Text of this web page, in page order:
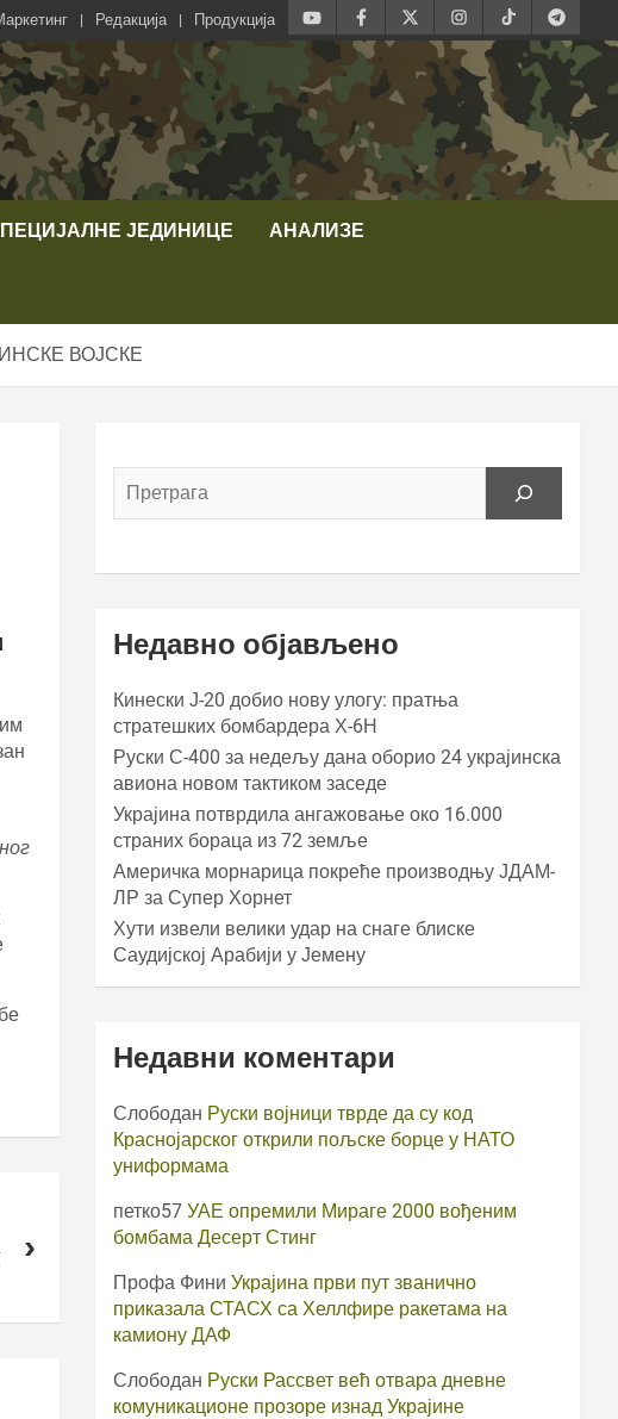
Редакција Продукција
ЈЕДИНИЦЕ АНАЛИЗЕ
ВОЈСКЕ
Недавно објављено
Кинески Ј-20 добио нову улогу: пратња
стратешких бомбардера Х-6Н
Руски С-400 за недељу дана оборио 24 украјинска
авиона новом тактиком заседе
Украјина потврдила ангажовање око 16.000
страних бораца из 72 земље
Америчка морнарица покреће производњу ЈДАМ-
ЛР за Супер Хорнет
Хути извели велики удар на снаге блиске
Саудијској Арабији у Јемену
Недавни коментари
Слободан Руски војници тврде да су код
Краснојарског открили пољске борце у НАТО
униформама
петко57 УАЕ опремили Мираге 2000 вођеним
бомбама Десерт Стинг
Профа Фини Украјина први пут званично
приказала СТАСХ са Хеллфире ракетама на
камиону ДАФ
Слободан Руски Рассвет већ отвара дневне
комуникационе прозоре изнад Украјине